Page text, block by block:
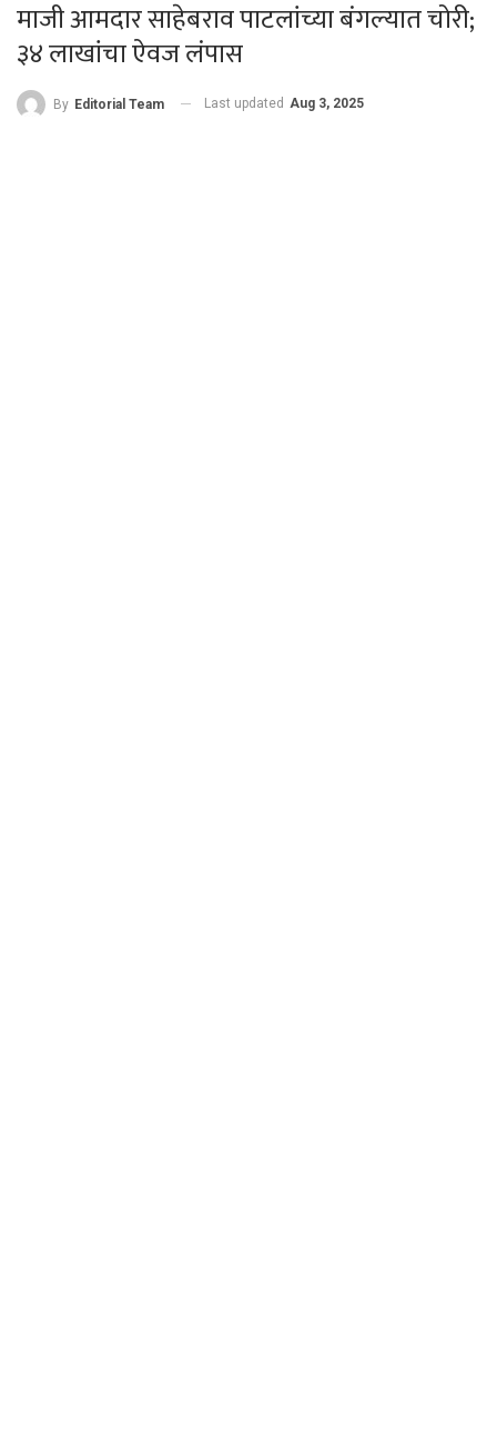
माजी आमदार साहेबराव पाटलांच्या बंगल्यात चोरी;
३४ लाखांचा ऐवज लंपास
By Editorial Team Last updated Aug 3, 2025